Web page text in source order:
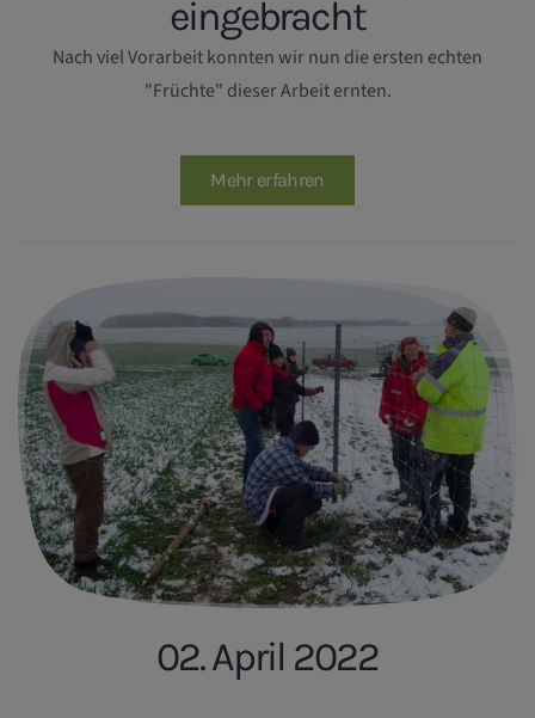
eingebracht
Nach viel Vorarbeit konnten wir nun die ersten echten
"Früchte" dieser Arbeit ernten.
Mehr erfahren
02. April 2022